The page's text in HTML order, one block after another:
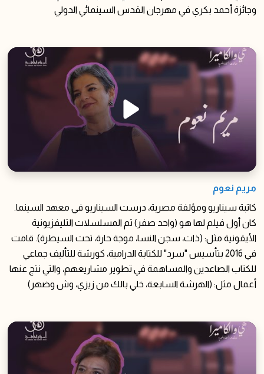
وجائزة أحمد بكري في مهرجان القدس السينمائي الدولي
مريم نعوم
كاتبة سيناريو ومؤلفة مصرية، درست السيناريو في معهد السينما.
كان أول فيلم لها هو (واحد صفر) ثم المسلسلات التليفزيونية
الأيقونية مثل: (ذات، سجن النسا، موجة حارة، تحت السيطرة). قامت
في 2016 بتأسيس "سرد" للكتابة الدرامية، كورشة للتأليف جماعي
للكتاب الصاعدين والمساهمة في تطوير مشاريعهم، والتي نتج عنها
أعمال مثل: (الهرشة السابعة، خلي بالك من زيزي، وش وضهر)